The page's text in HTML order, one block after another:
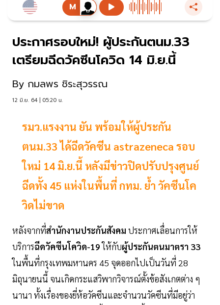
ประกาศรอบใหม่! ผู้ประกันตนม.33
เตรียมฉีดวัคซีนโควิด 14 มิ.ย.นี้
By กมลพร ชิระสุวรรณ
12 มิ.ย. 64 | 05:20 น.
รมว.แรงงาน ยัน พร้อมให้ผู้ประกัน
ตนม.33 ได้ฉีดวัคซีน astrazeneca รอบ
ใหม่ 14 มิ.ย.นี้ หลังมีข่าวปิดปรับปรุงศูนย์
ฉีดทั้ง 45 แห่งในพื้นที่ กทม. ย้ำ วัคซีนโค
วิดไม่ขาด
หลังจากที่สำนักงานประกันสังคม ประกาศเลื่อนการให้
บริการฉีดวัคซีนโควิด-19ให้กับผู้ประกันตนมาตรา 33
ในพื้นที่กรุงเทพมหานคร 45 จุดออกไปเป็นวันที่ 28
มิถุนายนนี้ จนเกิดกระแสวิพากวิจารณ์ตั้งข้อสังเกตต่าง ๆ
นานา ทั้งเรื่องของยี่ห้อวัคซีนและจำนวนวัคซีนที่มีอยู่ว่า